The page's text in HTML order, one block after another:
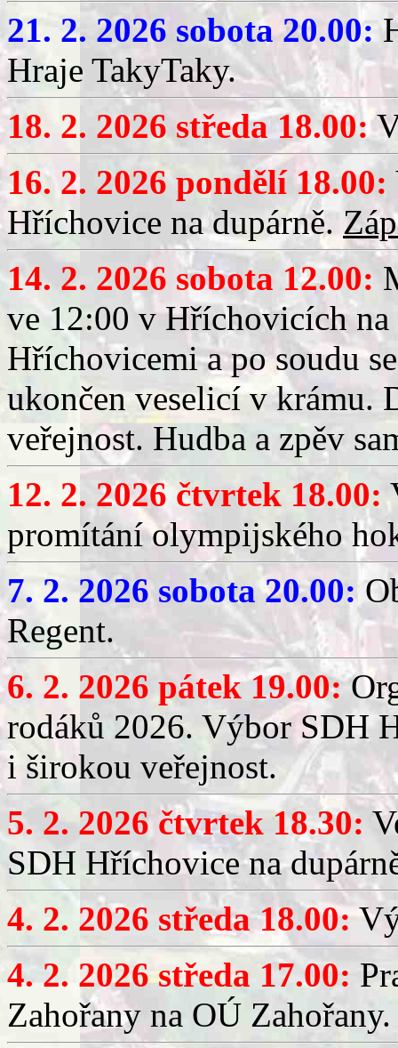
21. 2. 2026 sobota 20.00:
Hraje TakyTaky.
18. 2. 2026 středa 18.00:
16. 2. 2026 pondělí 18.00:
Hříchovice na dupárně.
14. 2. 2026 sobota 12.00:
ve 12:00 v Hříchovicích
Hříchovicemi a po soudu
ukončen veselicí v krámu.
veřejnost. Hudba a zpěv
12. 2. 2026 čtvrtek 18.00:
promítání olympijského
7. 2. 2026 sobota 20.00:
Regent.
6. 2. 2026 pátek 19.00:
rodáků 2026. Výbor SDH
i širokou veřejnost.
5. 2. 2026 čtvrtek 18.30:
SDH Hříchovice na
4. 2. 2026 středa 18.00:
4. 2. 2026 středa 17.00:
Zahořany na OÚ Zahořany.